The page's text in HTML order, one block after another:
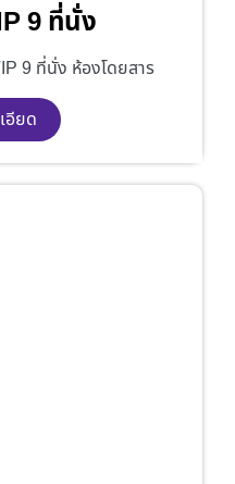
9 ที่นั่ง
9 ที่นั่ง ห้องโดยสาร
อียด